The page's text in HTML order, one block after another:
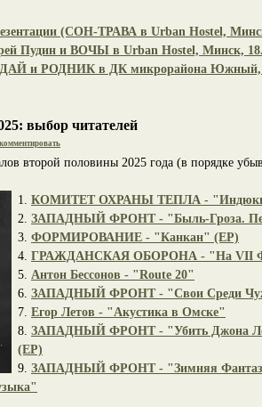
(СОН-ТРАВА в Urban Hostel,
Пудин и ВОЧЫ в Urban Hostel, Минск,
и РОДНИК в ДК микрорайона Южный,
выбор читателей
второй половины 2025 года (в порядке
1. КОМИТЕТ ОХРАНЫ ТЕПЛА -
2. ЗАПАДНЫЙ ФРОНТ - "Быль-Гроза.
3. ФОРМИРОВАНИЕ - "Канкан" (EP)
4. ГРАЖДАНСКАЯ ОБОРОНА - "На VII
5. Антон Бессонов - "Route 20"
6. ЗАПАДНЫЙ ФРОНТ - "Свои Среди
7. Егор Летов - "Акустика в Омске"
8. ЗАПАДНЫЙ ФРОНТ - "Убить Джона
(EP)
9. ЗАПАДНЫЙ ФРОНТ - "Зимняя